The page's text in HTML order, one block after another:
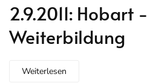
2.9.2011: Hobart -
Weiterbildung
Weiterlesen